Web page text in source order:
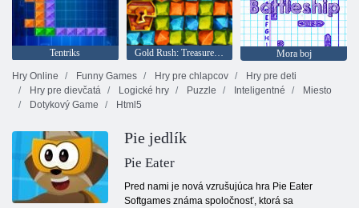
Tentriks Gold Rush: Treasure Hunter
Mora boj
Hry Online
Funny Games Hry pre chlapcov
Hry pre deti
Hry pre dievčatá
Logické hry Puzzle Inteligentné
Miesto
Dotykový Game
Html5
Pie jedlík
Pie Eater
Pred nami je nová vzrušujúca hra Pie Eater
Softgames známa spoločnosť, ktorá sa